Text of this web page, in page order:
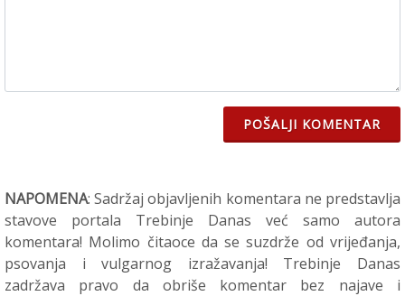
POŠALJI KOMENTAR
NAPOMENA: Sadržaj objavljenih komentara ne predstavlja
stavove portala Trebinje Danas već samo autora
komentara! Molimo čitaoce da se suzdrže od vrijeđanja,
psovanja i vulgarnog izražavanja! Trebinje Danas
zadržava pravo da obriše komentar bez najave i